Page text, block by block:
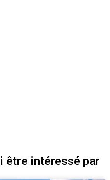
être intéressé par